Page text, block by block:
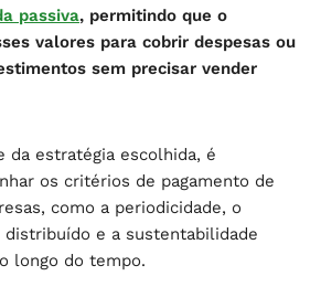
passiva, permitindo que o
valores para cobrir despesas ou
sem precisar vender
da estratégia escolhida, é
os critérios de pagamento de
como a periodicidade, o
e a sustentabilidade
longo do tempo.